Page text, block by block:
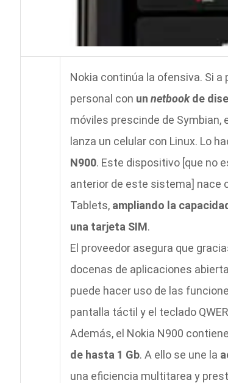
Nokia continúa la ofensiva. Si
personal con un netbookde
móviles prescinde de
lanza un celular con Linux. Lo
N900. Este dispositivo [que no
anterior de este sistema] nace
Tablets, ampliando la
una tarjeta SIM.
El proveedor asegura que
docenas de aplicaciones
puede hacer uso de las
pantalla táctil y el teclado
Además, el Nokia N900
de hasta 1 Gb. A ello se une la
una eficiencia multitarea y